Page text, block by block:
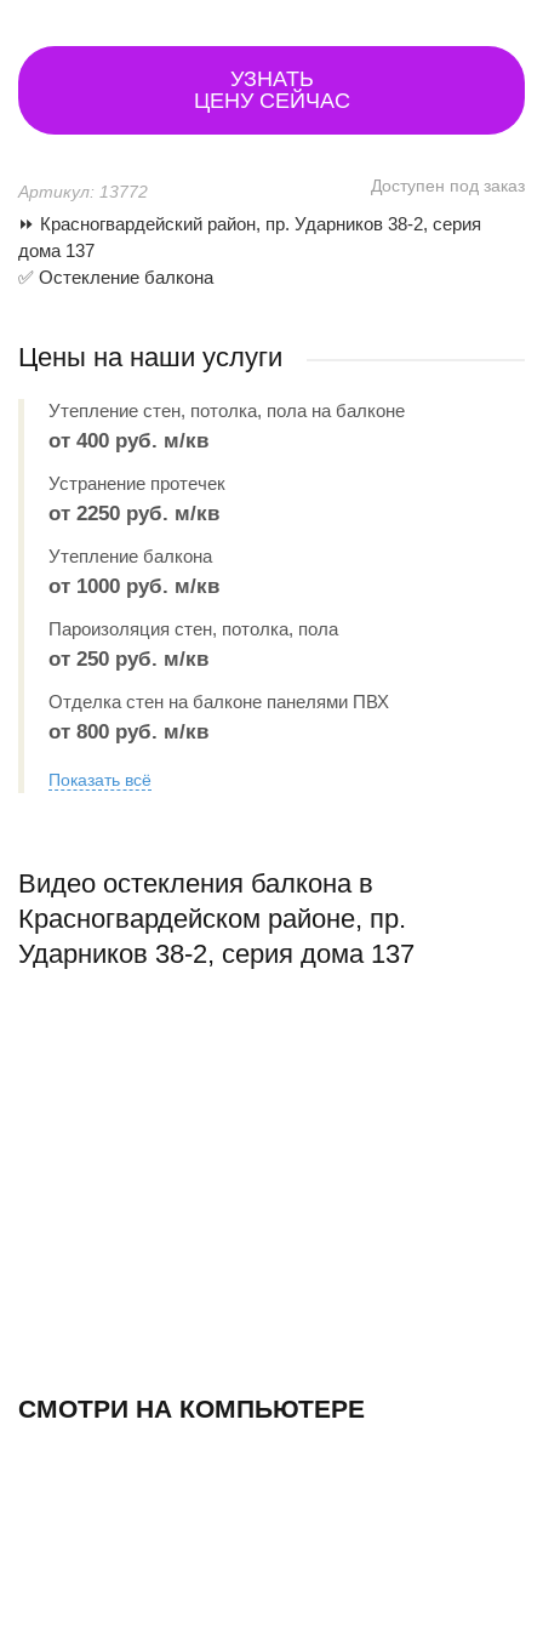
Артикул: 13772 Доступен под заказ
⏩ Красногвардейский район, пр. Ударников 38-2, серия
дома 137
✅ Остекление балкона
УЗНАТЬ
ЦЕНУ СЕЙЧАС
Цены на наши услуги
Утепление стен, потолка, пола на балконе
от 400 руб. м/кв
Устранение протечек
от 2250 руб. м/кв
Утепление балкона
от 1000 руб. м/кв
Пароизоляция стен, потолка, пола
от 250 руб. м/кв
Отделка стен на балконе панелями ПВХ
от 800 руб. м/кв
Показать всё
Видео остекления балкона в
Красногвардейском районе, пр.
Ударников 38-2, серия дома 137
СМОТРИ НА КОМПЬЮТЕРЕ